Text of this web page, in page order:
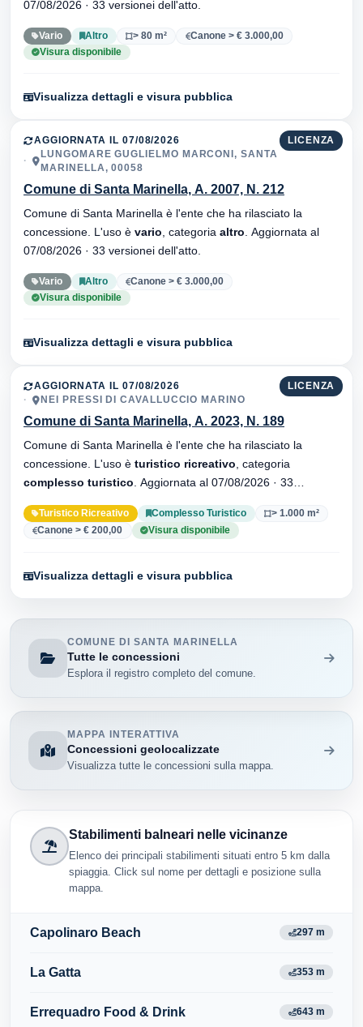
07/08/2026 · 33 versionei dell'atto.
Vario Altro > 80 m²
Canone > € 3.000,00
Visura disponibile
Visualizza dettagli e visura pubblica
LICENZA
AGGIORNATA IL 07/08/2026
LUNGOMARE GUGLIELMO MARCONI, SANTA
MARINELLA, 00058
Comune di Santa Marinella, A. 2007, N. 212
Comune di Santa Marinella è l'ente che ha rilasciato la
concessione. L'uso è vario , categoria altro
07/08/2026 · 33 versionei dell'atto.
Vario Altro
Canone > € 3.000,00
Visura disponibile
Visualizza dettagli e visura pubblica
LICENZA
AGGIORNATA IL 07/08/2026
NEI PRESSI DI CAVALLUCCIO MARINO
Comune di Santa Marinella, A. 2023, N. 189
Comune di Santa Marinella è l'ente che ha rilasciato la
concessione. L'uso è turistico ricreativo , categoria
complesso turistico
Turistico Ricreativo Complesso Turistico
> 1.000 m²
Canone > € 200,00
Visura disponibile
Visualizza dettagli e visura pubblica
COMUNE DI SANTA MARINELLA
Tutte le concessioni
Esplora il registro completo del comune.
MAPPA INTERATTIVA
Concessioni geolocalizzate
Visualizza tutte le concessioni sulla mappa.
Stabilimenti balneari nelle vicinanze
Elenco dei principali stabilimenti situati entro 5 km dalla
spiaggia. Click sul nome per dettagli e posizione sulla
mappa.
Capolinaro Beach 297 m
La Gatta 353 m
Errequadro Food & Drink 643 m